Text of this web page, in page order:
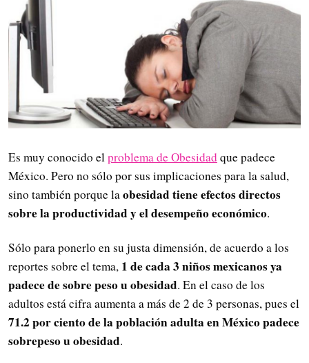
Es muy conocido el problema de Obesidadque padece
México. Pero no sólo por sus implicaciones para la salud,
sino también porque laobesidad tiene efectos directos
sobre la productividad y el desempeño económico.
Sólo para ponerlo en su justa dimensión, de acuerdo a los
reportes sobre el tema, 1 de cada 3 niños mexicanos ya
padece de sobre peso u obesidad. En el caso de los
adultos está cifra aumenta a más de 2 de 3 personas, pues el
71.2 por ciento de la población adulta en México padece
sobrepeso u obesidad.